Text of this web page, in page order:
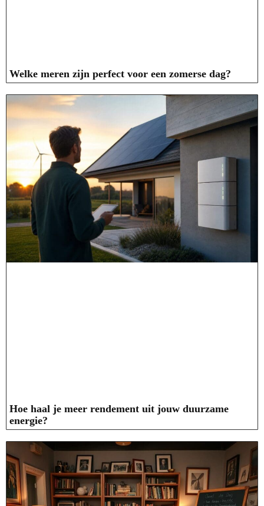
Welke meren zijn perfect voor een zomerse dag?
Hoe haal je meer rendement uit jouw duurzame
energie?